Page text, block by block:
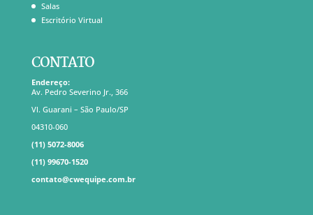
Salas
Escritório Virtual
CONTATO
Endereço:
Av. Pedro Severino Jr., 366
Vl. Guarani – São Paulo/SP
04310-060
(11) 5072-8006
(11) 99670-1520
contato@cwequipe.com.br